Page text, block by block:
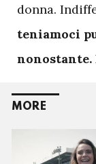
donna.
teniamoci
nonostante.
MORE